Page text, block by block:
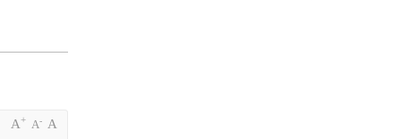
A+ A- A